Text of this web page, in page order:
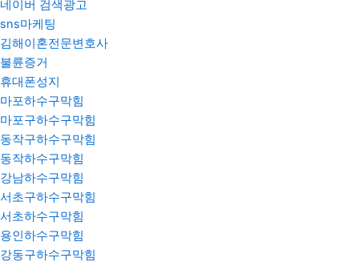
네이버 검색광고
sns마케팅
김해이혼전문변호사
불륜증거
휴대폰성지
마포하수구막힘
마포구하수구막힘
동작구하수구막힘
동작하수구막힘
강남하수구막힘
서초구하수구막힘
서초하수구막힘
용인하수구막힘
강동구하수구막힘